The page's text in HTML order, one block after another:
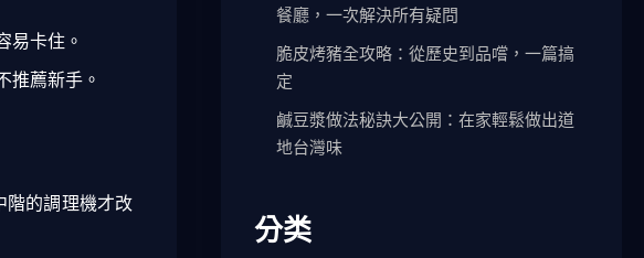
易卡住。
推薦新手。
階的調理機才改
餐廳，一次解決所有疑問
脆皮烤豬全攻略：從歷史到品嚐，一篇搞
定
鹹豆漿做法秘訣大公開：在家輕鬆做出道
地台灣味
分类